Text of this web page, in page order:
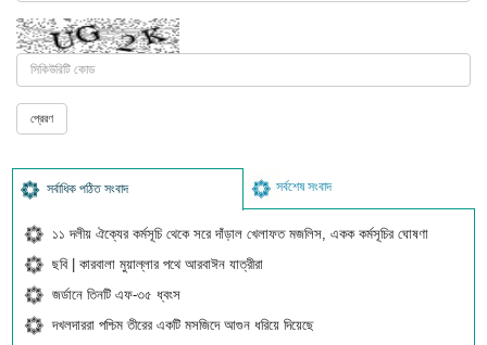
সর্বাধিক পঠিত সংবাদ সর্বশেষ সংবাদ
১১ দলীয় ঐক্যের কর্মসূচি থেকে সরে দাঁড়াল খেলাফত মজলিস, একক কর্মসূচির ঘোষণা
ছবি | কারবালা মুয়াল্লার পথে আরবাঈন যাত্রীরা
জর্ডানে তিনটি এফ-৩৫ ধ্বংস
দখলদাররা পশ্চিম তীরের একটি মসজিদে আগুন ধরিয়ে দিয়েছে